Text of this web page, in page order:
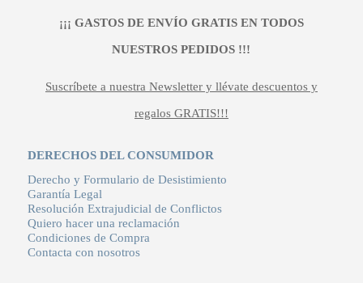
¡¡¡ GASTOS DE ENVÍO GRATIS EN TODOS
NUESTROS PEDIDOS !!!
Suscríbete a nuestra Newsletter y llévate descuentos y
regalos GRATIS!!!
DERECHOS DEL CONSUMIDOR
Derecho y Formulario de Desistimiento
Garantía Legal
Resolución Extrajudicial de Conflictos
Quiero hacer una reclamación
Condiciones de Compra
Contacta con nosotros